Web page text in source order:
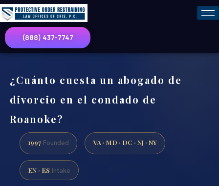
(888) 437-7747
¿Cuánto cuesta un abogado de
divorcio en el condado de
Roanoke?
1997 Founded VA · MD · DC · NJ · NY
EN · ES Intake